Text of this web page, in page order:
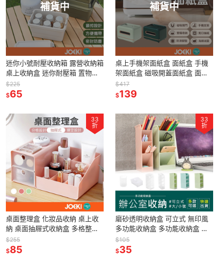
補貨中
迷你小號耐壓收納箱 露營收納箱
桌上收納盒 迷你耐壓箱 置物箱
醫藥箱 玩具箱 化妝箱 小物收納
箱【SN0301】
$225
$65
補貨中
桌上手機架面紙盒 面紙盒 手機
架面紙盒 磁吸開蓋面紙盒 面紙
收納 衛生紙盒 桌上收納盒 紙巾
盒 置物盒【JJ0605】
$417
$139
33
折
桌面整理盒 化妝品收納 桌上收
納 桌面抽屜式收納盒 多格整理
盒 透明抽屜【SN0182】
$255
$85
33
折
磨砂透明收納盒 可立式 無印風
多功能收納盒 多功能收納盒 圓
筒 四格 磨砂 透明 桌上收納 筆
筒 美妝【SN0109】
$105
$35